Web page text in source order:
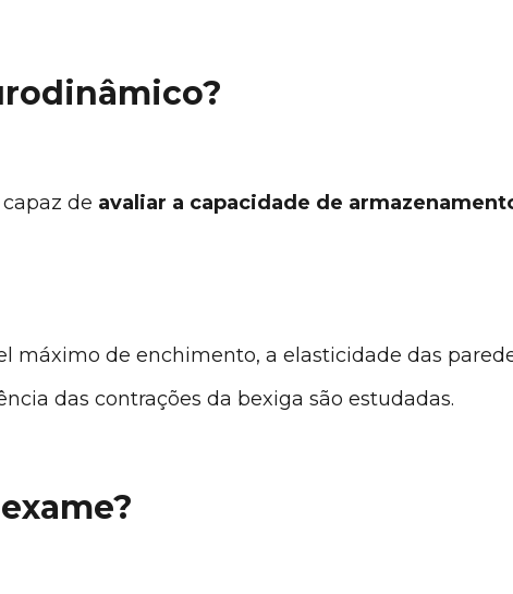
de avaliar a capacidade de
máximo de enchimento, a elasticidade das
das contrações da bexiga são estudadas.